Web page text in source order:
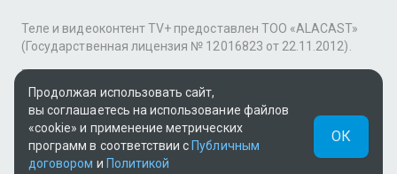
Теле и видеоконтент TV+ предоставлен ТОО «ALACAST»
(Государственная лицензия № 12016823 от 22.11.2012).
В рамках услуги «Видео по подписке» для «Пакета
фильмов и сериалов tv+» контент предоставляется
онлайн-кинотеатром MEGOGO.
Поддержка: tvplus@telecom.kz
UUID: f4ac5b9e-3a24-4970-8d8d-0722ef61fe2c
Продолжая использовать сайт,
вы соглашаетесь на использование файлов
«cookie» и применение метрических
программ в соответствии с Публичным
договором и Политикой
ОК